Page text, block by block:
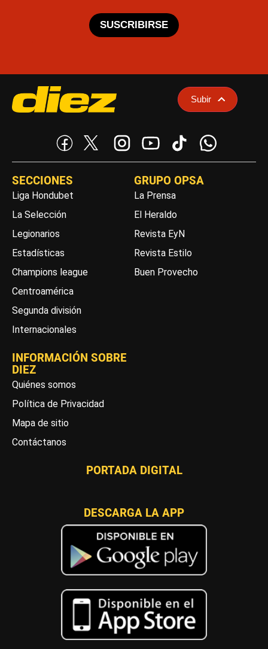
SUSCRIBIRSE
Subir
SECCIONES
Liga Hondubet
La Selección
Legionarios
Estadísticas
Champions league
Centroamérica
Segunda división
Internacionales
GRUPO OPSA
La Prensa
El Heraldo
Revista EyN
Revista Estilo
Buen Provecho
INFORMACIÓN SOBRE
DIEZ
Quiénes somos
Política de Privacidad
Mapa de sitio
Contáctanos
PORTADA DIGITAL
DESCARGA LA APP